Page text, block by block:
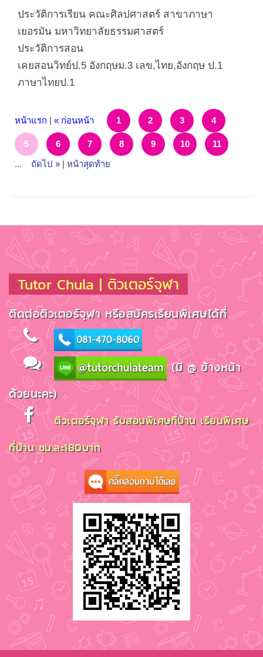
ประวัติการเรียน คณะศิลปศาสตร์ สาขาภาษา
เยอรมัน มหาวิทยาลัยธรรมศาสตร์
ประวัติการสอน
เคยสอนวิทย์ป.5 อังกฤษม.3 เลข,ไทย,อังกฤษ ป.1
ภาษาไทยป.1
หน้าแรก | « ก่อนหน้า 1 2 3 4
5 6 7 8 9 10
11
... ถัดไป » | หน้าสุดท้าย
Tutor Chula | ติวเตอร์จุฬา
ติดต่อติวเตอร์จุฬา หรือสมัครเรียนพิเศษได้ที่
(มี @ ข้างหน้า
ด้วยนะคะ)
ติวเตอร์จุฬา รับสอนพิเศษที่บ้าน เรียนพิเศษ
ที่บ้าน ชม.ละ180บาท